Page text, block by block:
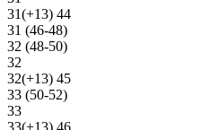
31(+13) 44
31 (46-48)
32 (48-50)
32
32(+13) 45
33 (50-52)
33
33(+13) 46